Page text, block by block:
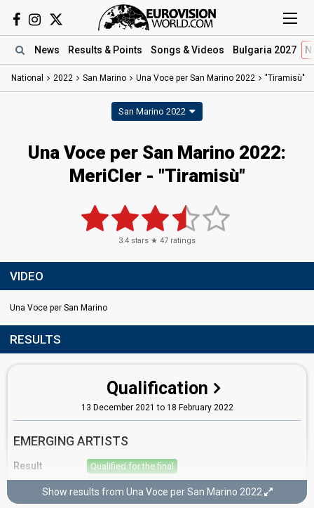
News Results & Points Songs & Videos Bulgaria 2027
National 2022 San Marino Una Voce per San Marino 2022 "Tiramisù"
San Marino 2022
Una Voce per San Marino 2022:
MeriCler - "Tiramisù"
3.4 stars ★ 47 ratings
VIDEO
Una Voce per San Marino
RESULTS
Qualification
13 December 2021 to 18 February 2022
EMERGING ARTISTS
Result Qualified for the final
6th(out of 17)
Show results from Una Voce per San Marino 2022